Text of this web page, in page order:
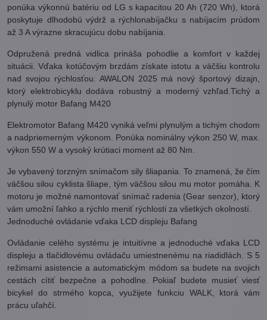
ponúka výkonnú batériu od LG s kapacitou 20 Ah (720 Wh), ktorá
poskytuje dlhodobú výdrž a rýchlonabíjačku s nabíjacím prúdom
až 3 A výrazne skracujúcu dobu nabíjania.
Odpružená predná vidlica prináša pohodlie a komfort v každej
situácii. Vďaka kotúčovým brzdám získate istotu a väčšiu kontrolu
nad svojou rýchlosťou. AWALON 2025 má nový športový dizajn,
ktorý elektrobicyklu dodáva robustný a moderný vzhľad.Tichý a
plynulý motor Bafang M420
Elektromotor Bafang M420 vyniká veľmi plynulým a tichým chodom
a nadpriemerným výkonom. Ponúka nominálny výkon 250 W, max.
výkon 550 W a vysoký krútiaci moment až 80 Nm.
Je vybavený torzným snímačom sily šliapania. To znamená, že čím
väčšou silou cyklista šliape, tým väčšou silou mu motor pomáha. K
motoru je možné namontovať snímač radenia (Gear senzor), ktorý
vám umožní ľahko a rýchlo meniť rýchlosti za všetkých okolností.
Jednoduché ovládanie vďaka LCD displeju Bafang
Ovládanie celého systému je intuitívne a jednoduché vďaka LCD
displeju a tlačidlovému ovládaču umiestnenému na riadidlách. S 5
režimami asistencie a automatickým módom sa budete na svojich
cestách cítiť bezpečne a pohodlne. Pokiaľ budete musieť viesť
bicykel do strmého kopca, využijete funkciu WALK, ktorá vám
prácu uľahčí.